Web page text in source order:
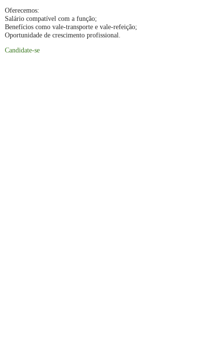
Oferecemos:
Salário compatível com a função;
Benefícios como vale-transporte e vale-refeição;
Oportunidade de crescimento profissional.
Candidate-se